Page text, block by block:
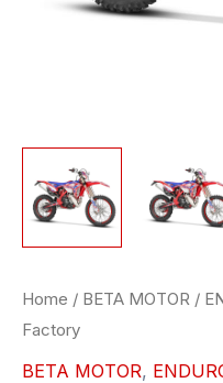
Home / BETA MOTOR /
Factory
BETA MOTOR,